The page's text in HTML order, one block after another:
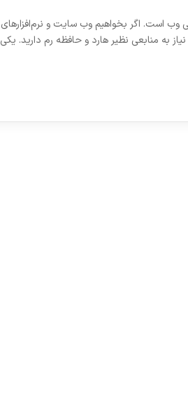
است. اگر بخواهیم وب سایت و نرم‌افزار‌های
به منابعی نظیر هارد و حافظه رم دارید. یکی